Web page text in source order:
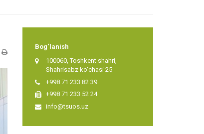
Bog‘lanish
100060, Toshkent shahri,
Shahrisabz ko‘chasi 25
+998 71 233 82 39
+998 71 233 52 24
info@tsuos.uz